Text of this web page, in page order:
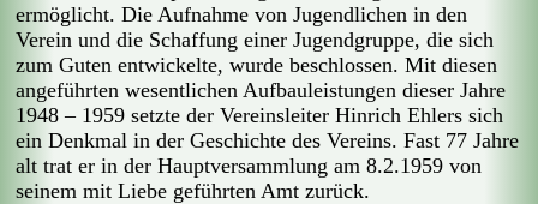
ermöglicht. Die Aufnahme von Jugendlichen in den
Verein und die Schaffung einer Jugendgruppe, die sich
zum Guten entwickelte, wurde beschlossen. Mit diesen
angeführten wesentlichen Aufbauleistungen dieser Jahre
1948 – 1959 setzte der Vereinsleiter Hinrich Ehlers sich
ein Denkmal in der Geschichte des Vereins. Fast 77 Jahre
alt trat er in der Hauptversammlung am 8.2.1959 von
seinem mit Liebe geführten Amt zurück.